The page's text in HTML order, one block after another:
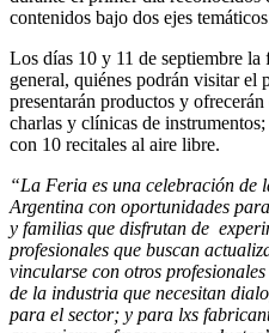
contenidos bajo dos ejes
Los días 10 y 11 de septiembre la
general, quiénes podrán visitar el
presentarán productos y ofrecerán
charlas y clínicas de
con 10 recitales al aire libre.
“La Feria es una celebración de
Argentina con oportunidades
y familias que disfrutan de
profesionales que buscan
vincularse con otros
de la industria que necesitan
para el sector; y para lxs